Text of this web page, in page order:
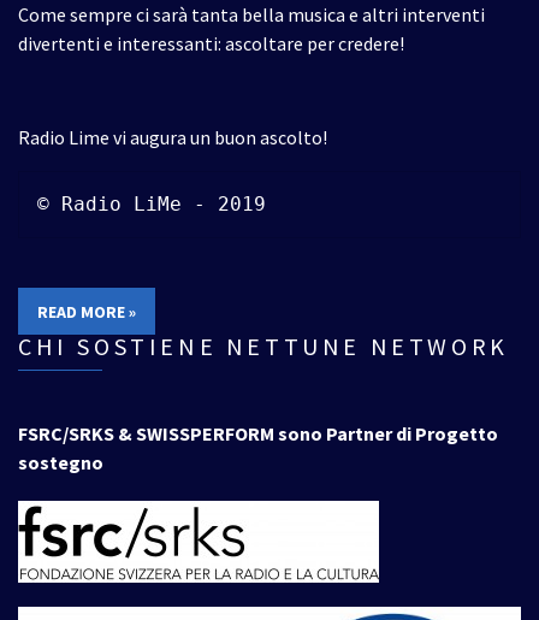
Come sempre ci sarà tanta bella musica e altri interventi
divertenti e interessanti: ascoltare per credere!
Radio Lime vi augura un buon ascolto!
© Radio LiMe - 2019
READ MORE »
CHI SOSTIENE NETTUNE NETWORK
FSRC/SRKS & SWISSPERFORM sono Partner di Progetto
sostegno